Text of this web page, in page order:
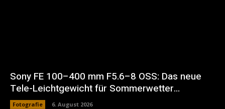
Sony FE 100–400 mm F5.6–8 OSS: Das neue
Tele-Leichtgewicht für Sommerwetter…
Fotografie 6. August 2026